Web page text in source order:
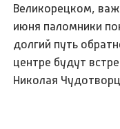
Великорецком,
июня паломники
долгий путь
центре будут
Николая